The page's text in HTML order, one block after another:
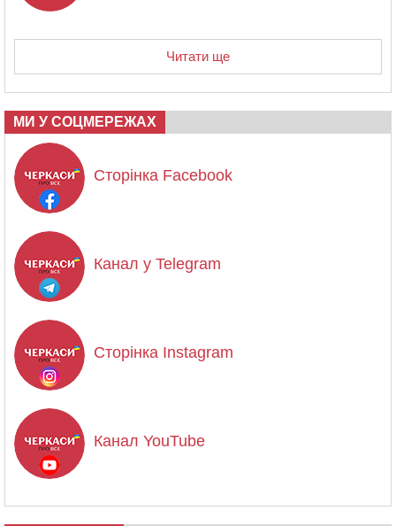
Читати ще
МИ У СОЦМЕРЕЖАХ
Сторінка Facebook
Канал у Telegram
Сторінка Instagram
Канал YouTube